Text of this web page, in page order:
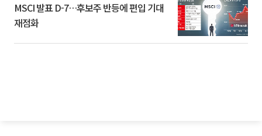
MSCI 발표 D-7…후보주 반등에 편입 기대
재점화